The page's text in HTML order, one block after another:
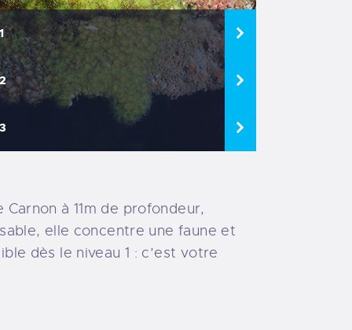
à 11m de profondeur,
elle concentre une faune et
dès le niveau 1 : c’est votre